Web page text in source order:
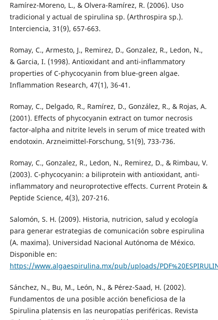
Ramírez-Moreno, L., & Olvera-Ramírez, R. (2006). Uso
tradicional y actual de spirulina sp. (Arthrospira sp.).
Interciencia, 31(9), 657-663.
Romay, C., Armesto, J., Remirez, D., Gonzalez, R., Ledon, N.,
& Garcia, I. (1998). Antioxidant and anti-inflammatory
properties of C-phycocyanin from blue-green algae.
Inflammation Research, 47(1), 36-41.
Romay, C., Delgado, R., Ramírez, D., González, R., & Rojas, A.
(2001). Effects of phycocyanin extract on tumor necrosis
factor-alpha and nitrite levels in serum of mice treated with
endotoxin. Arzneimittel-Forschung, 51(9), 733-736.
Romay, C., Gonzalez, R., Ledon, N., Remirez, D., & Rimbau, V.
(2003). C-phycocyanin: a biliprotein with antioxidant, anti-
inflammatory and neuroprotective effects. Current Protein &
Peptide Science, 4(3), 207-216.
Salomón, S. H. (2009). Historia, nutricion, salud y ecología
para generar estrategias de comunicación sobre espirulina
(A. maxima). Universidad Nacional Autónoma de México.
Disponible en:
https://www.algaespirulina.mx/pub/uploads/
Sánchez, N., Bu, M., León, N., & Pérez-Saad, H. (2002).
Fundamentos de una posible acción beneficiosa de la
Spirulina platensis en las neuropatías periféricas. Revista